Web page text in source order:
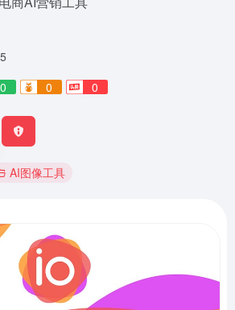
0 0 0
AI图像工具